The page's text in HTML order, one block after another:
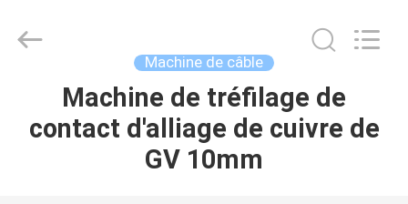
MAISON
Co.,ltd.
Machine de câble
Machine de tréfilage de
contact d'alliage de cuivre de
GV 10mm